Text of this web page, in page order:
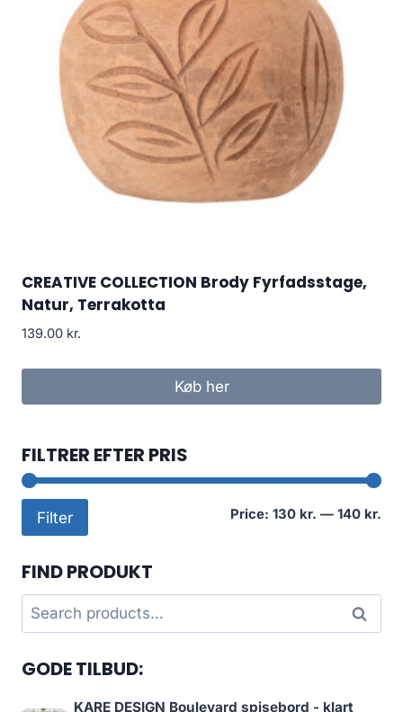
CREATIVE COLLECTION Brody Fyrfadsstage,
Natur, Terrakotta
139.00 kr.
Køb her
FILTRER EFTER PRIS
Filter Price: 130 kr. — 140 kr.
FIND PRODUKT
Search
for:
Search
GODE TILBUD:
KARE DESIGN Boulevard spisebord - klart